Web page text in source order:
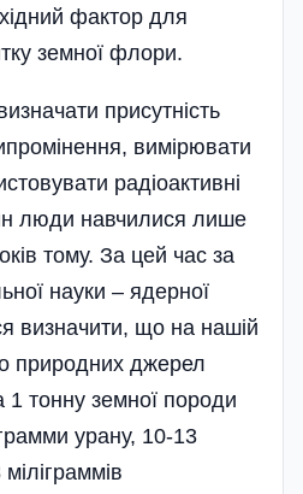
фактор для
земної флори.
присутність
вимірювати
радіоактивні
люди навчилися лише
тому. За цей час за
науки – ядерної
визначити, що на нашій
природних джерел
1 тонну земної породи
урану, 10-13